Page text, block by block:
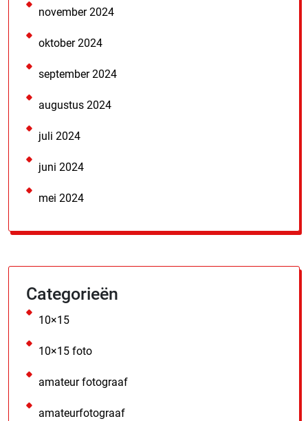
november 2024
oktober 2024
september 2024
augustus 2024
juli 2024
juni 2024
mei 2024
Categorieën
10×15
10×15 foto
amateur fotograaf
amateurfotograaf